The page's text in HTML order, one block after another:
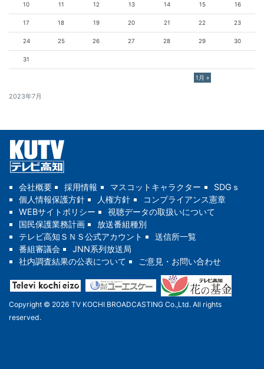
2023年7月
1月 »
10 11 12 13 14 15 16
17 18 19 20 21 22 23
24 25 26 27 28 29 30
31
会社概要 採用情報 マスコットキャラクター
SDGｓ
個人情報保護方針
人権方針
コンプライアンス憲章
WEBサイトポリシー
視聴データの取扱いについて
国民保護業務計画
放送番組種別
テレビ高知ＳＮＳ公式アカウント
送信所一覧
番組審議会
JNN系列放送局
社内調査結果の公表について
ご意見・お問い合わせ
Copyright © 2026 TV KOCHI BROADCASTING Co.,Ltd. All rights
reserved.